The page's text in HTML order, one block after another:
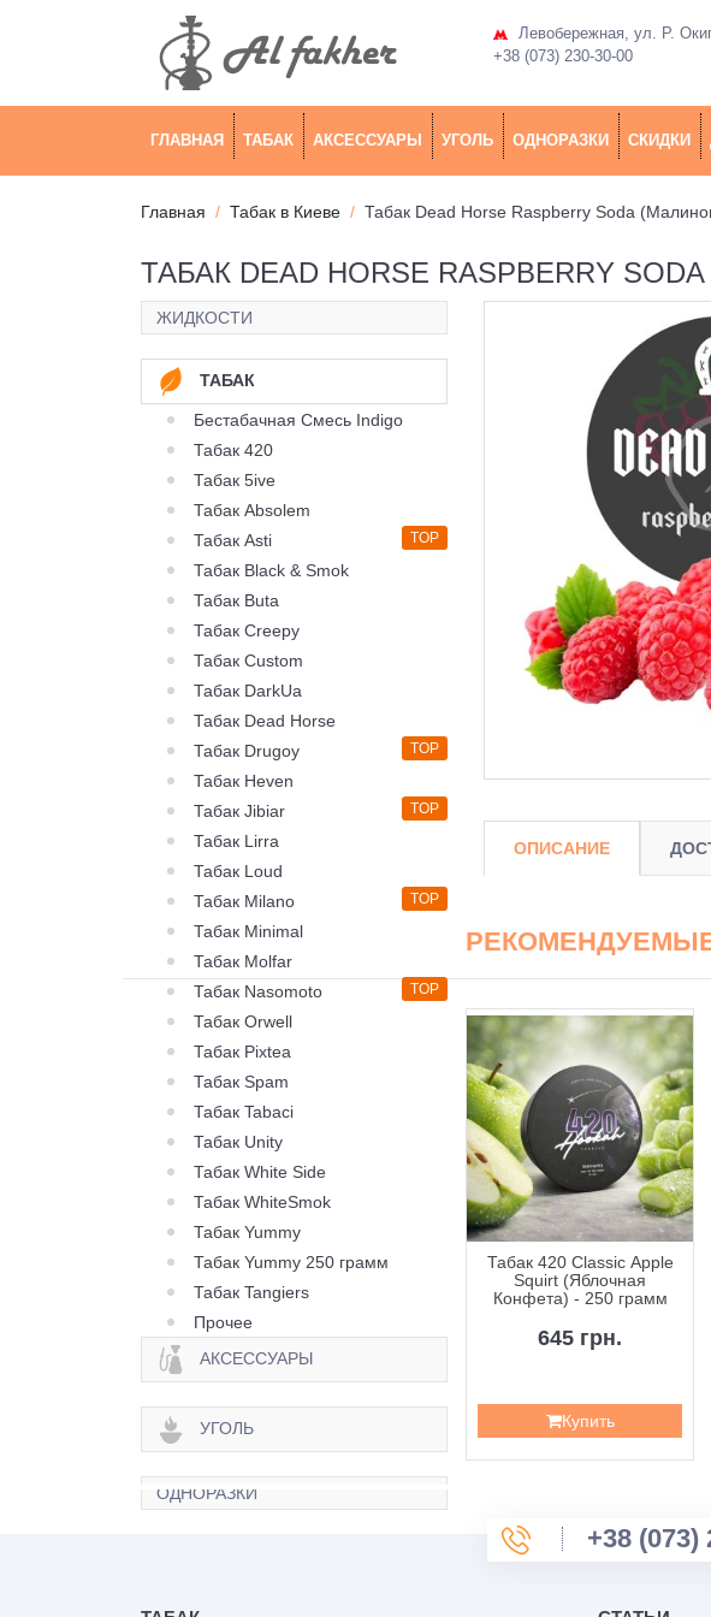
Левобережная, ул. Р.
+38 (073) 230-30-00
ГЛАВНАЯ ТАБАК АКСЕССУАРЫ УГОЛЬ ОДНОРАЗКИ СКИДКИ
Главная Табак в Киеве Табак Dead Horse Raspberry Soda
ТАБАК DEAD HORSE RASPBERRY
ЖИДКОСТИ
ТАБАК
Бестабачная Смесь Indigo
Табак 420
Табак 5ive
Табак Absolem
Табак Asti
TOP
Табак Black & Smok
Табак Buta
Табак Creepy
Табак Custom
Табак DarkUa
Табак Dead Horse
Табак Drugoy
TOP
Табак Heven
Табак Jibiar
TOP
Табак Lirra
Табак Loud
Табак Milano
TOP
Табак Minimal
Табак Molfar
Табак Nasomoto
TOP
Табак Orwell
Табак Pixtea
Табак Spam
Табак Tabaci
Табак Unity
Табак White Side
Табак WhiteSmok
Табак Yummy
Табак Yummy 250 грамм
Табак Tangiers
Прочее
АКСЕССУАРЫ
УГОЛЬ
ОДНОРАЗКИ
ОПИСАНИЕ
Табак 420 Classic Frost
Зен) - 100 грамм
335 грн.
Табак 420 Classic Apple
Squirt (Яблочная
Конфета) - 250 грамм
645 грн.
Купить
+38 (073)